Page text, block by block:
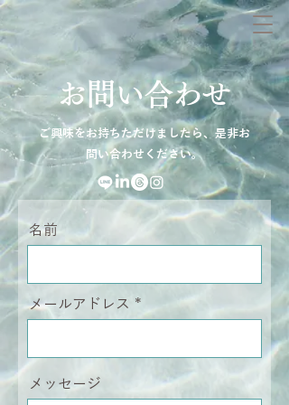
お問い合わせ
ご興味をお持ちただけましたら、是非お
問い合わせください。
名前
メールアドレス
メッセージ